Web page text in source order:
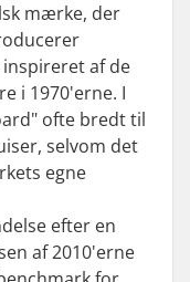
mærke, der
af de
i 1970'erne. I
ofte bredt til
selvom det
egne
efter en
af 2010'erne